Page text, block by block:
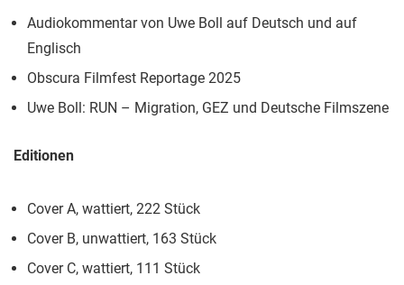
Audiokommentar von Uwe Boll auf Deutsch und auf
Englisch
Obscura Filmfest Reportage 2025
Uwe Boll: RUN – Migration, GEZ und Deutsche Filmszene
Editionen
Cover A, wattiert, 222 Stück
Cover B, unwattiert, 163 Stück
Cover C, wattiert, 111 Stück